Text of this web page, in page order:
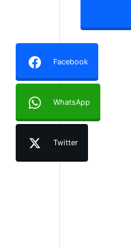
Facebook
WhatsApp
Twitter